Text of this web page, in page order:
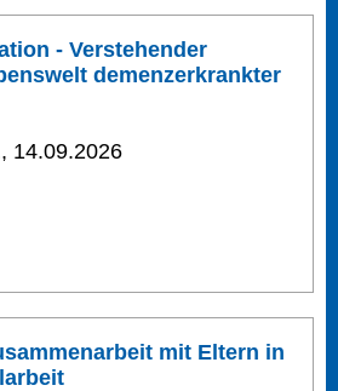
- Verstehender
demenzerkrankter
14.09.2026
mit Eltern in